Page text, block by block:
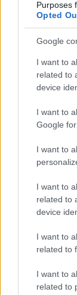
Purposes
Opted
Google
I want to
related to
device
I want to
Google
I want to
I want to
related to
device
I want to
related to
I want to
related to
Tovább
klubhoz. (